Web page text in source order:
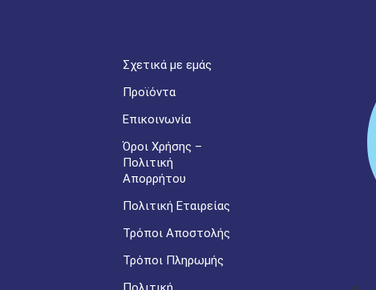
Σχετικά με εμάς
Προϊόντα
Επικοινωνία
Όροι Χρήσης –
Πολιτική
Απορρήτου
Πολιτική Εταιρείας
Τρόποι Αποστολής
Τρόποι Πληρωμής